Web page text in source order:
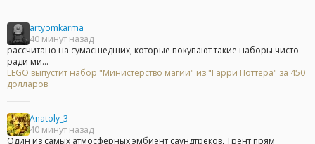
artyomkarma
40 минут назад
рассчитано на сумасшедших, которые покупают такие наборы чисто
ради ми...
LEGO выпустит набор "Министерство магии" из "Гарри Поттера" за 450
долларов
Anatoly_3
40 минут назад
Один из самых атмосферных эмбиент саундтреков, Трент прям